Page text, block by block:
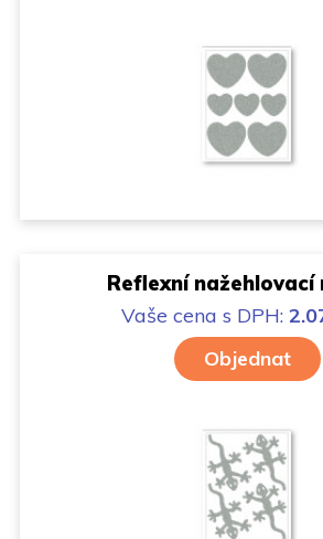
Reflexní nažehlovací
Vaše cena s DPH:
Objednat